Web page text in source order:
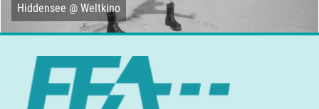
Hiddensee @ Weltkino